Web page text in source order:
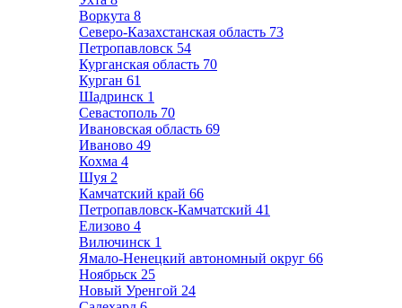
Воркута 8
Северо-Казахстанская область 73
Петропавловск 54
Курганская область 70
Курган 61
Шадринск 1
Севастополь 70
Ивановская область 69
Иваново 49
Кохма 4
Шуя 2
Камчатский край 66
Петропавловск-Камчатский 41
Елизово 4
Вилючинск 1
Ямало-Ненецкий автономный округ 66
Ноябрьск 25
Новый Уренгой 24